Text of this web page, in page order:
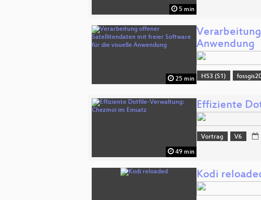
5 min
25 min
Anwendung
HS3 (S1)
49 min
Effiziente
Vortrag V6
Kodi